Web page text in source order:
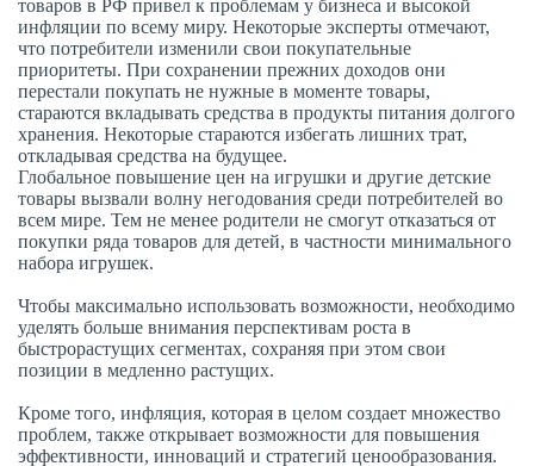
товаров в РФ привел к проблемам у бизнеса и высокой
инфляции по всему миру. Некоторые эксперты отмечают,
что потребители изменили свои покупательные
приоритеты. При сохранении прежних доходов они
перестали покупать не нужные в моменте товары,
стараются вкладывать средства в продукты питания долгого
хранения. Некоторые стараются избегать лишних трат,
откладывая средства на будущее.
Глобальное повышение цен на игрушки и другие детские
товары вызвали волну негодования среди потребителей во
всем мире. Тем не менее родители не смогут отказаться от
покупки ряда товаров для детей, в частности минимального
набора игрушек.
Чтобы максимально использовать возможности, необходимо
уделять больше внимания перспективам роста в
быстрорастущих сегментах, сохраняя при этом свои
позиции в медленно растущих.
Кроме того, инфляция, которая в целом создает множество
проблем, также открывает возможности для повышения
эффективности, инноваций и стратегий ценообразования.